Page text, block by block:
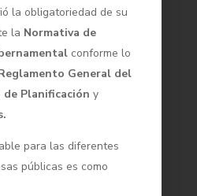
la obligatoriedad de su
la Normativa de
conforme lo
General del
Planificación y
para las diferentes
públicas es como